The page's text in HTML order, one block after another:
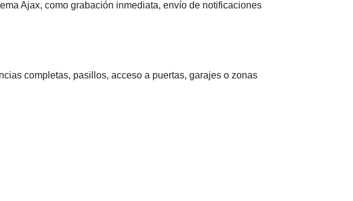
Ajax, como grabación inmediata, envío de notificaciones
completas, pasillos, acceso a puertas, garajes o zonas